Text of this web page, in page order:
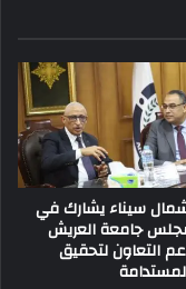
سيناء يشارك في
جامعة العريش
التعاون لتحقيق